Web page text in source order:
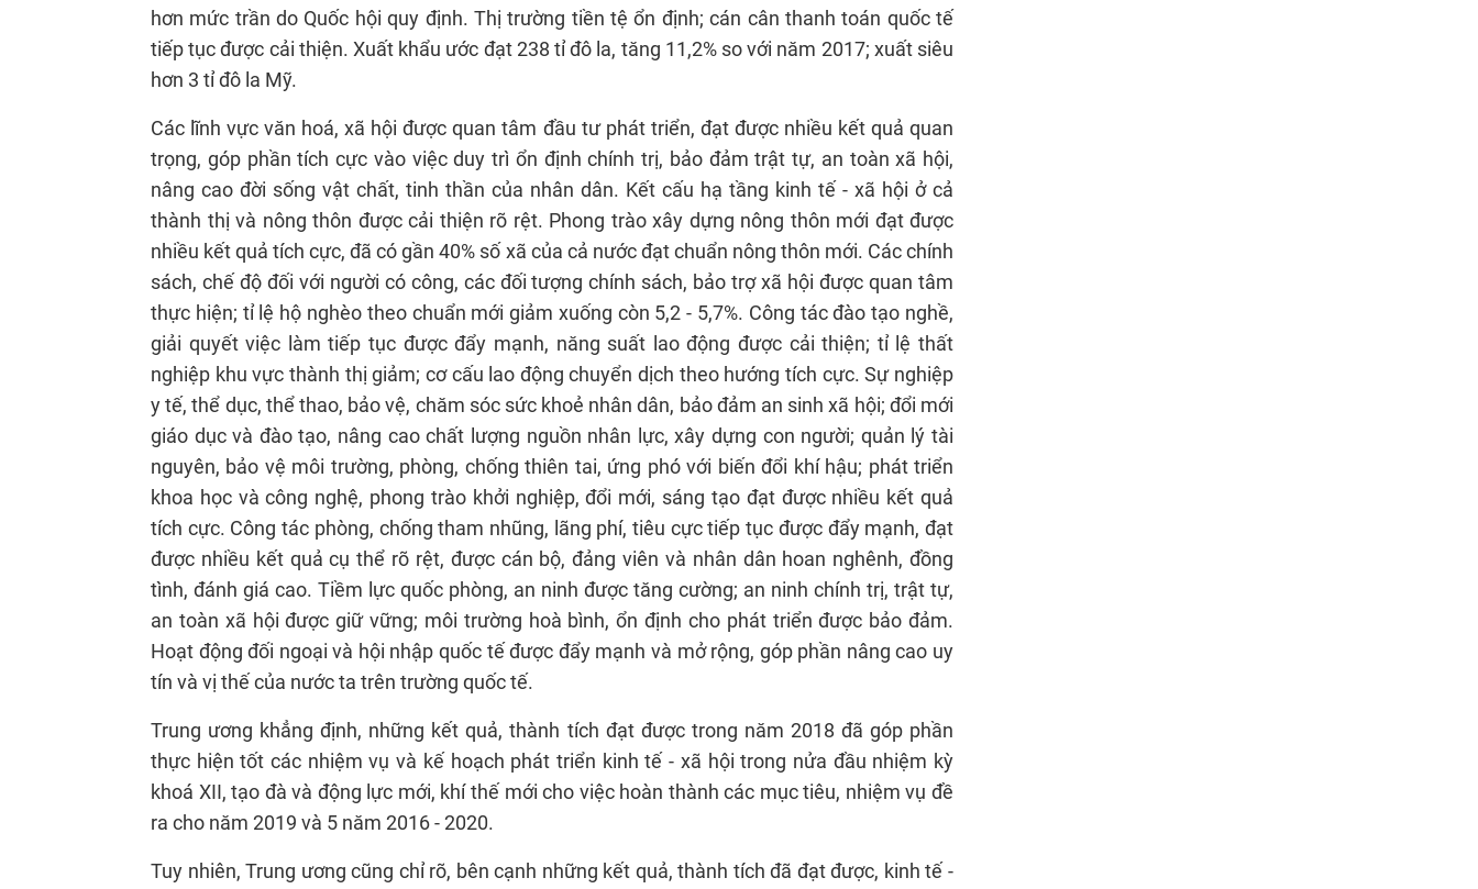
hơn mức trần do Quốc hội quy định. Thị trường tiền tệ ổn định; cán cân thanh toán quốc tế
tiếp tục được cải thiện. Xuất khẩu ước đạt 238 tỉ đô la, tăng 11,2% so với năm 2017; xuất siêu
hơn 3 tỉ đô la Mỹ.
Các lĩnh vực văn hoá, xã hội được quan tâm đầu tư phát triển, đạt được nhiều kết quả quan
trọng, góp phần tích cực vào việc duy trì ổn định chính trị, bảo đảm trật tự, an toàn xã hội,
nâng cao đời sống vật chất, tinh thần của nhân dân. Kết cấu hạ tầng kinh tế - xã hội ở cả
thành thị và nông thôn được cải thiện rõ rệt. Phong trào xây dựng nông thôn mới đạt được
nhiều kết quả tích cực, đã có gần 40% số xã của cả nước đạt chuẩn nông thôn mới. Các chính
sách, chế độ đối với người có công, các đối tượng chính sách, bảo trợ xã hội được quan tâm
thực hiện; tỉ lệ hộ nghèo theo chuẩn mới giảm xuống còn 5,2 - 5,7%. Công tác đào tạo nghề,
giải quyết việc làm tiếp tục được đẩy mạnh, năng suất lao động được cải thiện; tỉ lệ thất
nghiệp khu vực thành thị giảm; cơ cấu lao động chuyển dịch theo hướng tích cực. Sự nghiệp
y tế, thể dục, thể thao, bảo vệ, chăm sóc sức khoẻ nhân dân, bảo đảm an sinh xã hội; đổi mới
giáo dục và đào tạo, nâng cao chất lượng nguồn nhân lực, xây dựng con người; quản lý tài
nguyên, bảo vệ môi trường, phòng, chống thiên tai, ứng phó với biến đổi khí hậu; phát triển
khoa học và công nghệ, phong trào khởi nghiệp, đổi mới, sáng tạo đạt được nhiều kết quả
tích cực. Công tác phòng, chống tham nhũng, lãng phí, tiêu cực tiếp tục được đẩy mạnh, đạt
được nhiều kết quả cụ thể rõ rệt, được cán bộ, đảng viên và nhân dân hoan nghênh, đồng
tình, đánh giá cao. Tiềm lực quốc phòng, an ninh được tăng cường; an ninh chính trị, trật tự,
an toàn xã hội được giữ vững; môi trường hoà bình, ổn định cho phát triển được bảo đảm.
Hoạt động đối ngoại và hội nhập quốc tế được đẩy mạnh và mở rộng, góp phần nâng cao uy
tín và vị thế của nước ta trên trường quốc tế.
Trung ương khẳng định, những kết quả, thành tích đạt được trong năm 2018 đã góp phần
thực hiện tốt các nhiệm vụ và kế hoạch phát triển kinh tế - xã hội trong nửa đầu nhiệm kỳ
khoá XII, tạo đà và động lực mới, khí thế mới cho việc hoàn thành các mục tiêu, nhiệm vụ đề
ra cho năm 2019 và 5 năm 2016 - 2020.
Tuy nhiên, Trung ương cũng chỉ rõ, bên cạnh những kết quả, thành tích đã đạt được, kinh tế -